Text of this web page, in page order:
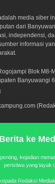
media siber
dari
independensi,
informasi
Blok M8-
Banyuwangi
ke
kejadian
peristiwa yang layak
Redaksi